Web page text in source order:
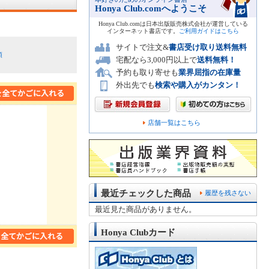
Honya Club.comへようこそ
Honya Club.comは日本出版販売株式会社が運営している
インターネット書店です。
ご利用ガイドはこちら
サイトで注文&書店受け取り送料無料
宅配なら3,000円以上で送料無料！
予約も取り寄せも業界屈指の在庫量
外出先でも検索や購入がカンタン！
店舗一覧はこちら
履歴を残さない
最近チェックした商品
最近見た商品がありません。
Honya Clubカード